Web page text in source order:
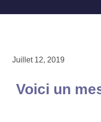
Juillet 12, 2019
Voici un